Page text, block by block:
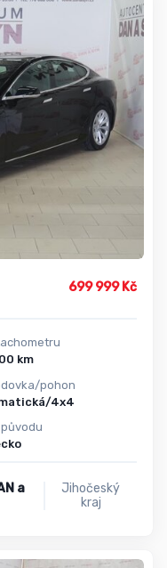
699 999 Kč
165 000 km
pohon
4x4
původu
a
Jihočeský
kraj